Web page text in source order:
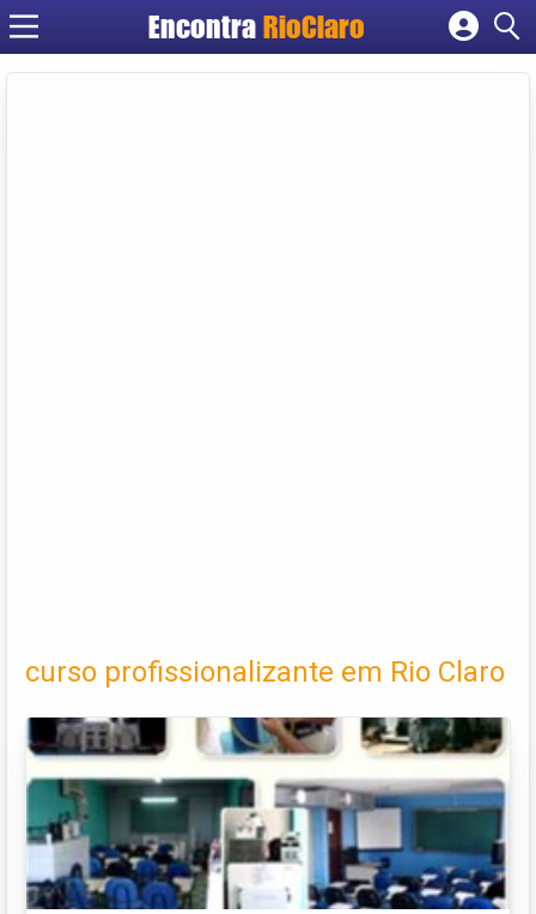
Encontra RioClaro
Cadastrar empresa
curso profissionalizante em Rio Claro